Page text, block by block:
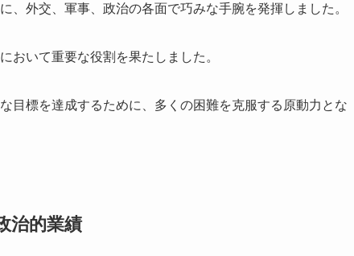
、外交、軍事、政治の各面で巧みな手腕を発揮しました。
おいて重要な役割を果たしました。
目標を達成するために、多くの困難を克服する原動力とな
治的業績